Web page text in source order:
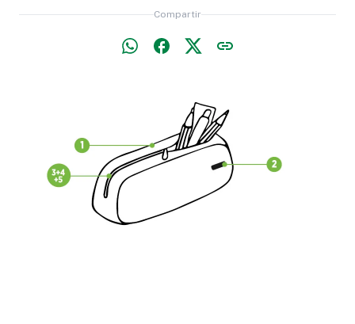
Compartir